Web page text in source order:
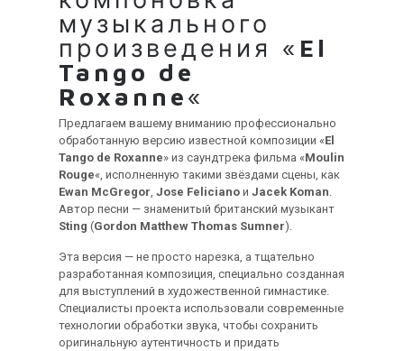
музыкального
произведения « El
Tango de
Roxanne«
Предлагаем вашему вниманию профессионально
обработанную версию известной композиции «El
Tango de Roxanne» из саундтрека фильма «Moulin
Rouge«, исполненную такими звёздами сцены, как
Ewan McGregor, Jose Feliciano и Jacek Koman.
Автор песни — знаменитый британский музыкант
Sting (Gordon Matthew Thomas Sumner).
Эта версия — не просто нарезка, а тщательно
разработанная композиция, специально созданная
для выступлений в художественной гимнастике.
Специалисты проекта использовали современные
технологии обработки звука, чтобы сохранить
оригинальную аутентичность и придать